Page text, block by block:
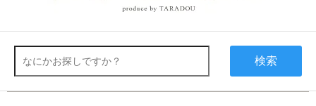
検索